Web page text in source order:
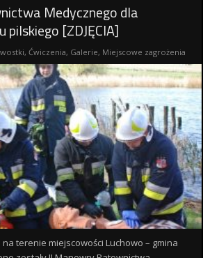
Medycznego dla
[ZDJĘCIA]
,Ćwiczenia, Galerie, Miejscowe zagrożenia
terenie miejscowości Luchowo – gmina